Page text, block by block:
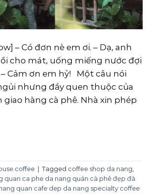
– Có đơn nè em ơi. – Dạ, anh
cho mát, uống miếng nước đợi
Cảm ơn em hỷ! Một câu nói
nhưng đầy quen thuộc của
giao hàng cà phê. Nhà xin phép
Tagged coffee shop da nang,
quan ca phe da nang quán cà phê đẹp đà
quan cafe dep da nang specialty coffee